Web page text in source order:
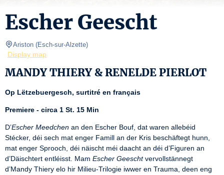
Escher Geescht
Ariston (Esch-sur-Alzette)
Display map
MANDY THIERY & RENELDE PIERLOT
Op Lëtzebuergesch, surtitré en français
Premiere - circa 1 St. 15 Min
D’Escher Meedchen an den Escher Bouf, dat waren allebéid
Stécker, déi sech mat enger Famill an der Kris beschäftegt hunn,
mat enger Sprooch, déi näischt méi daacht an déi d’Figuren an
d’Däischtert entléisst. Mam Escher Geescht vervollstännegt
d’Mandy Thiery elo hir Milieu-Trilogie iwwer en Trauma, deen eng